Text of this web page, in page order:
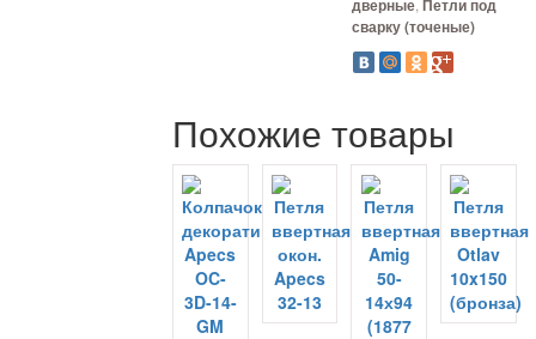
дверные Петли под
сварку (точеные)
Похожие товары